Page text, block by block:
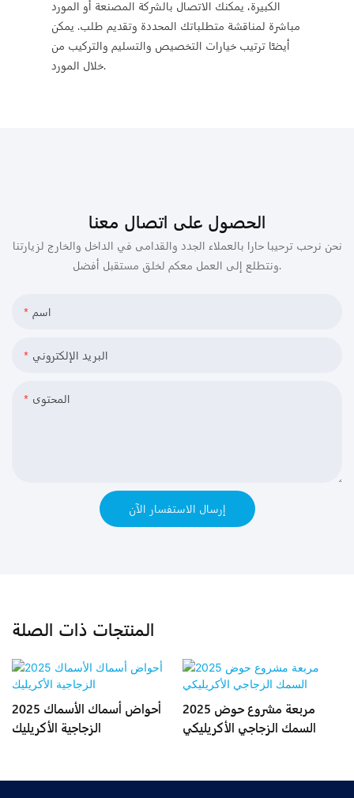
الكبيرة، يمكنك الاتصال بالشركة المصنعة أو المورد
مباشرة لمناقشة متطلباتك المحددة وتقديم طلب. يمكن
أيضًا ترتيب خيارات التخصيص والتسليم والتركيب من
خلال المورد.
الحصول على اتصال معنا
نحن نرحب ترحيبا حارا بالعملاء الجدد والقدامى في الداخل والخارج لزيارتنا
ونتطلع إلى العمل معكم لخلق مستقبل أفضل.
اسم
البريد الإلكتروني
المحتوى
إرسال الاستفسار الآن
المنتجات ذات الصلة
2025 أحواض أسماك الأسماك
الزجاجية الأكريليك
2025 مربعة مشروع حوض
السمك الزجاجي الأكريليكي